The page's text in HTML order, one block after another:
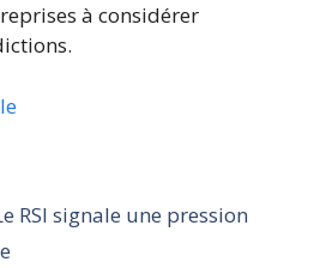
à considérer
RSI signale une pression